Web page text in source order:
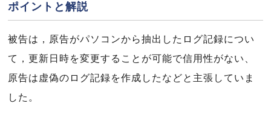
ポイントと解説
被告は，原告がパソコンから抽出したログ記録につい
て，更新日時を変更することが可能で信用性がない、
原告は虚偽のログ記録を作成したなどと主張していま
した。